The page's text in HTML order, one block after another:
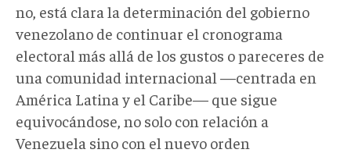
no, está clara la determinación del gobierno
venezolano de continuar el cronograma
electoral más allá de los gustos o pareceres de
una comunidad internacional —centrada en
América Latina y el Caribe— que sigue
equivocándose, no solo con relación a
Venezuela sino con el nuevo orden